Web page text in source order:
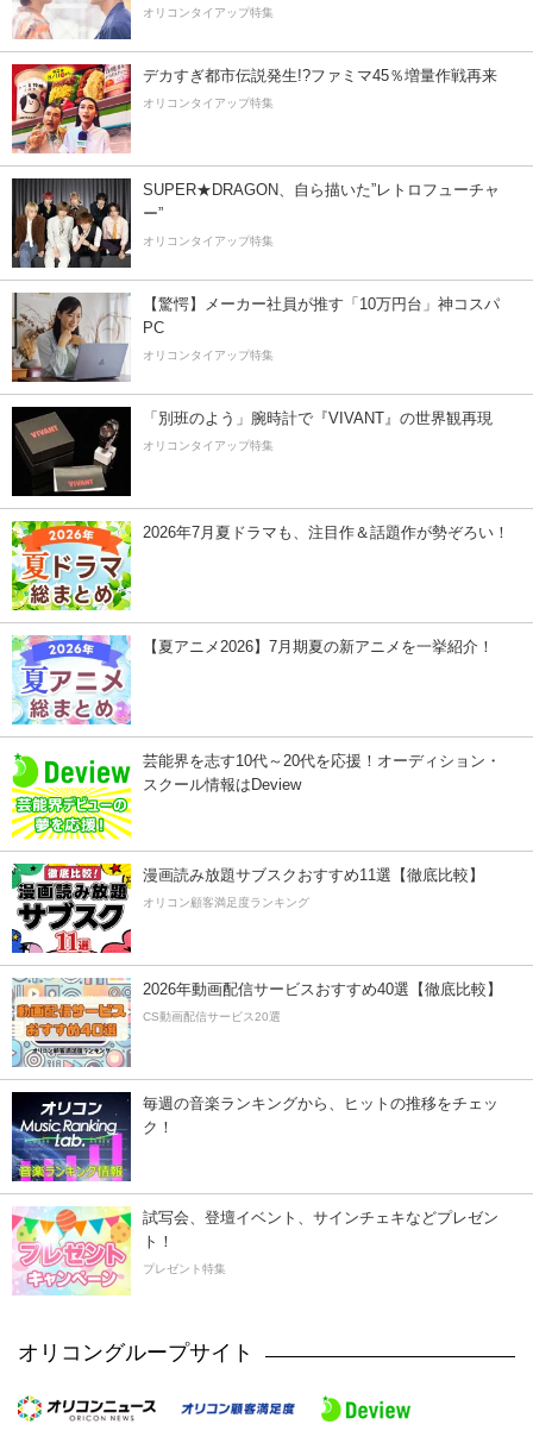
オリコンタイアップ特集
デカすぎ都市伝説発生!?ファミマ45％増量作戦再来
オリコンタイアップ特集
SUPER★DRAGON、自ら描いた”レトロフューチャ
ー”
オリコンタイアップ特集
【驚愕】メーカー社員が推す「10万円台」神コスパ
PC
オリコンタイアップ特集
「別班のよう」腕時計で『VIVANT』の世界観再現
オリコンタイアップ特集
2026年7月夏ドラマも、注目作＆話題作が勢ぞろい！
【夏アニメ2026】7月期夏の新アニメを一挙紹介！
芸能界を志す10代～20代を応援！オーディション・
スクール情報はDeview
漫画読み放題サブスクおすすめ11選【徹底比較】
オリコン顧客満足度ランキング
2026年動画配信サービスおすすめ40選【徹底比較】
CS動画配信サービス20選
毎週の音楽ランキングから、ヒットの推移をチェッ
ク！
試写会、登壇イベント、サインチェキなどプレゼン
ト！
プレゼント特集
オリコングループサイト